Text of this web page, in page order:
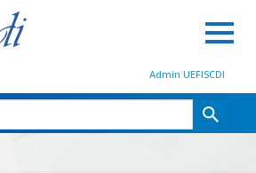
Admin UEFISCDI